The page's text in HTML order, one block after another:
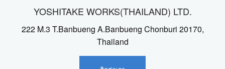
YOSHITAKE WORKS(THAILAND) LTD.
222 M.3 T.Banbueng A.Banbueng Chonburi 20170,
Thailand